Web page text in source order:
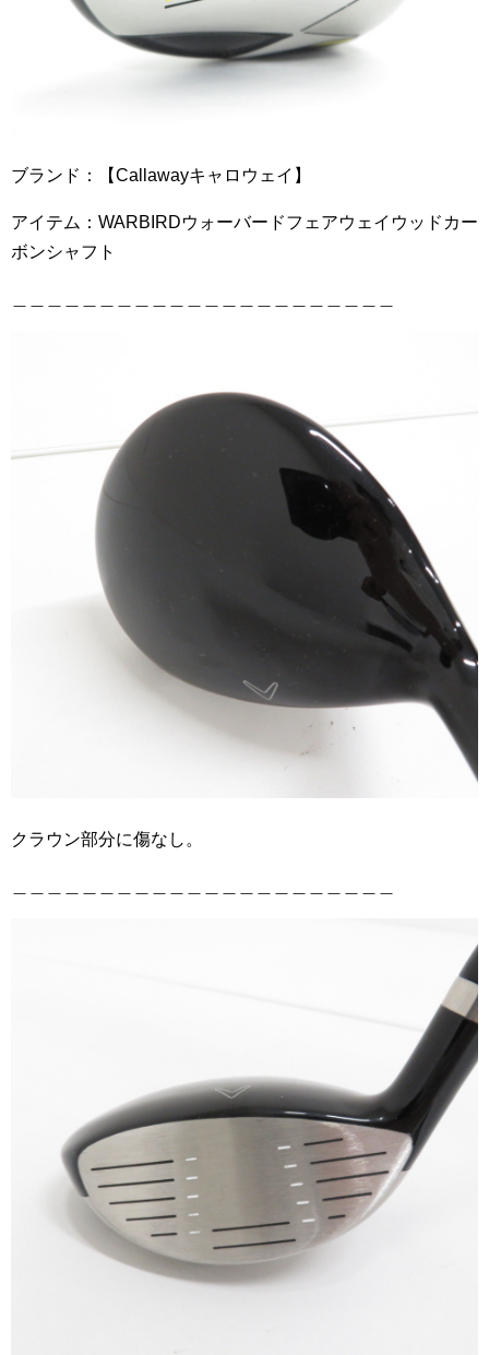
ブランド：【Callawayキャロウェイ】
アイテム：WARBIRDウォーバードフェアウェイウッドカー
ボンシャフト
クラウン部分に傷なし。